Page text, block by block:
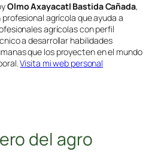
Olmo Axayacatl Bastida Cañada,
profesional agrícola que ayuda a
agrícolas con perfil
a desarrollar habilidades
que los proyecten en el mundo
Visita mi web personal
del agro